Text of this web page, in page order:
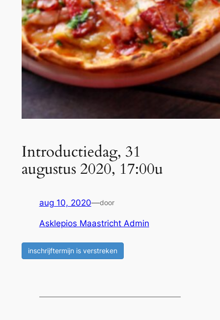
Introductiedag, 31
augustus 2020, 17:00u
aug 10, 2020—door
Asklepios Maastricht Admin
inschrijftermijn is verstreken